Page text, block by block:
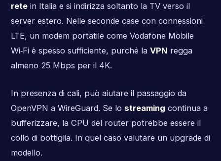
retein Italia e si indirizza soltanto la TV verso il
server estero. Nelle seconde case con connessioni
LTE, un modem portatile come Vodafone Mobile
Wi‑Fi è spesso sufficiente, purché la VPN regga
almeno 25 Mbps per il 4K.
In presenza di cali, può aiutare il passaggio da
OpenVPN a WireGuard. Se lo streaming continua a
bufferizzare, la CPU del router potrebbe essere il
collo di bottiglia. In quel caso valutare un upgrade di
modello.